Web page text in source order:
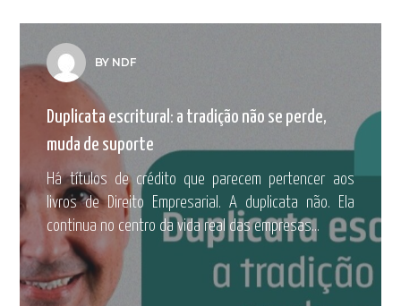
BY NDF
Duplicata escritural: a tradição não se perde,
muda de suporte
Há títulos de crédito que parecem pertencer aos
livros de Direito Empresarial. A duplicata não. Ela
continua no centro da vida real das empresas...